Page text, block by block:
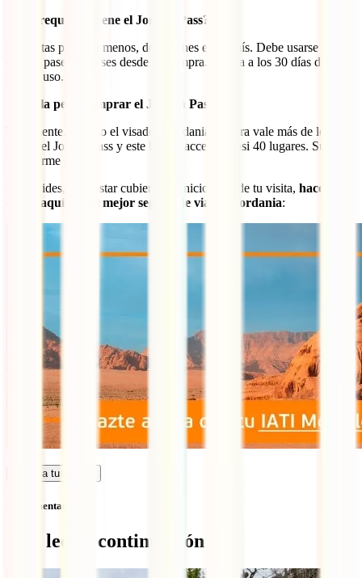
¿Qué requisitos tiene el Jordan Pass?
Necesitas pasar, al menos, dos noches en el país. Debe usarse antes
de que pasen 3 meses desde su compra. Expira a los 30 días de su
primer uso.
¿Vale la pena comprar el Jordan Pass?
Totalmente. Ya solo el visado a Jordania + Petra vale más de lo que
cuesta el Jordan Pass y este brinda acceso a casi 40 lugares. Supone
un enorme ahorro.
No olvides, para estar cubierto de inicio a fin de tu visita, hacerte
desde aquí con el mejor seguro de viaje a Jordania:
Calcula tu seguro
Sin comentarios
Qué leer a continuación